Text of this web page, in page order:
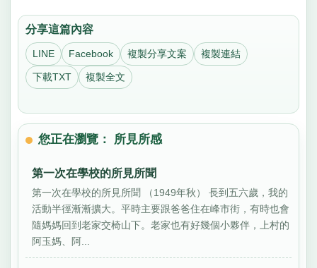
分享這篇內容
LINE Facebook 複製分享文案 複製連結
下載TXT 複製全文
您正在瀏覽： 所見所感
第一次在學校的所見所聞
第一次在學校的所見所聞 （1949年秋） 長到五六歲，我的
活動半徑漸漸擴大。平時主要跟爸爸住在峰市街，有時也會
隨媽媽回到老家交椅山下。老家也有好幾個小夥伴，上村的
阿玉媽、阿...